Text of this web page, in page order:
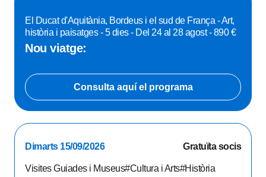
El Ducat d'Aquitània, Bordeus i el sud de França - Art,
història i paisatges - 5 dies - Del 24 al 28 agost - 890 €
Nou viatge:
Consulta aquí el programa
Dimarts 15/09/2026 Gratuïta socis
Visites Guiades i Museus#Cultura i Arts#Història